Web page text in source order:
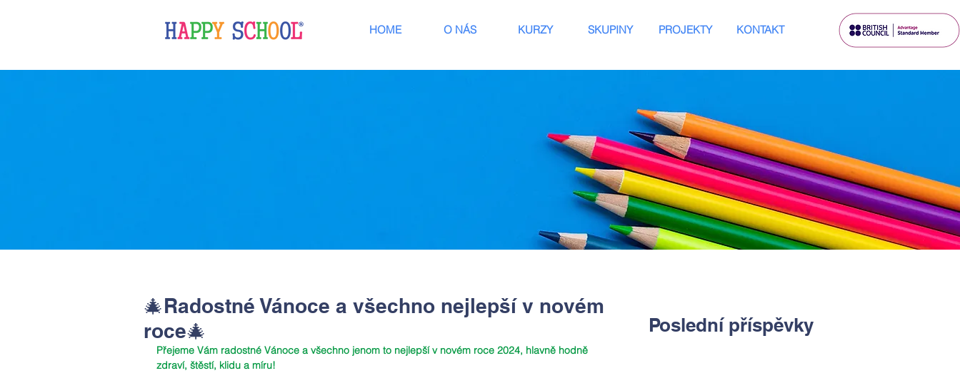
HOME O NÁS KURZY SKUPINY PROJEKTY KONTAKT
Poslední příspěvky
🎄Radostné Vánoce a všechno nejlepší v novém
roce🎄
Přejeme Vám radostné Vánoce a všechno jenom to nejlepší v novém roce 2024, hlavně hodně
zdraví, štěstí, klidu a míru!